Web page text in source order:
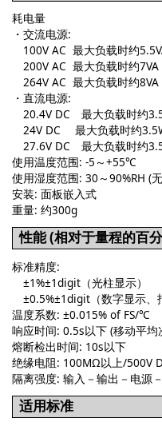
耗电量
・交流电源:
100V AC 最大负载时约
200V AC 最大负载时约7VA
264V AC 最大负载时约8VA
・直流电源:
20.4V DC 最大负载时约
24V DC 最大负载时约
27.6V DC 最大负载时约
使用温度范围: -5～+55℃
使用湿度范围: 30～90%RH (
安装: 面板嵌入式
重量: 约300g
性能 (相对于量程的百
标准精度:
±1%±1digit（光柱显示）
±0.5%±1digit（数字显示、
温度系数: ±0.015% of FS/℃
响应时间: 0.5s以下 (移动平均
熔断检出时间: 10s以下
绝缘电阻: 100MΩ以上/500V
隔离强度: 输入－输出－电
适用标准